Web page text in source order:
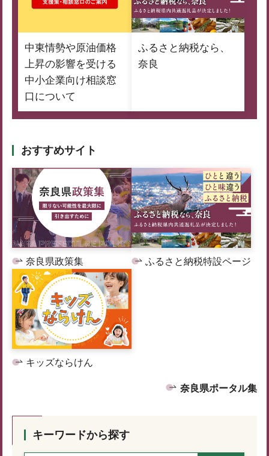
中東情勢や原油価格
上昇の影響を受ける
中小企業向け相談窓
口について
ふるさと納税なら、
奈良
おすすめサイト
奈良県政策集 ふるさと納税特設ページ
キッズならけん
奈良県ポータル集
キーワードから探す